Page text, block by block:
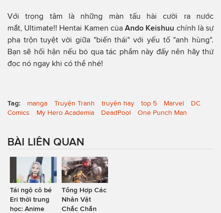
Với trọng tâm là những màn tấu hài cười ra nước
mắt, Ultimate!! Hentai Kamen củaAndo Keishuu chính là sự
pha trộn tuyệt vời giữa "biến thái" với yếu tố "anh hùng".
Bạn sẽ hối hận nếu bỏ qua tác phẩm này đấy nên hãy thử
đọc nó ngay khi có thể nhé!
Tag: manga Truyện Tranh truyện hay top 5 Marvel
DC
Comics
My Hero Academia DeadPool One Punch Man
BÀI LIÊN QUAN
Tái ngộ cô bé
Eri thời trung
học: Anime
Tổng Hợp Các
Nhân Vật
Chắc Chắn